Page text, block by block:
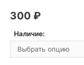
300 ₽
Наличие: